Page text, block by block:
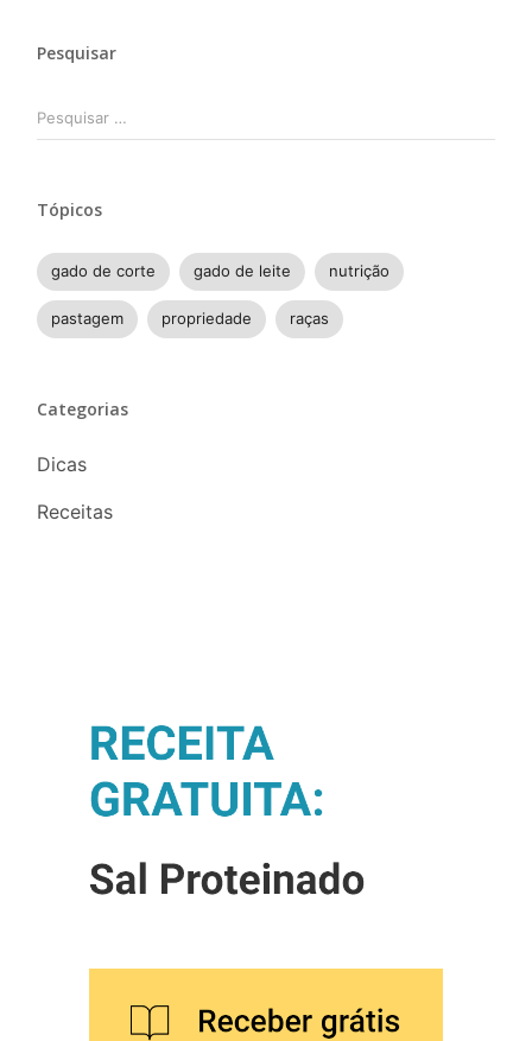
Pesquisar
por:
Tópicos
gado de corte gado de leite nutrição
pastagem propriedade raças
Categorias
Dicas
Receitas